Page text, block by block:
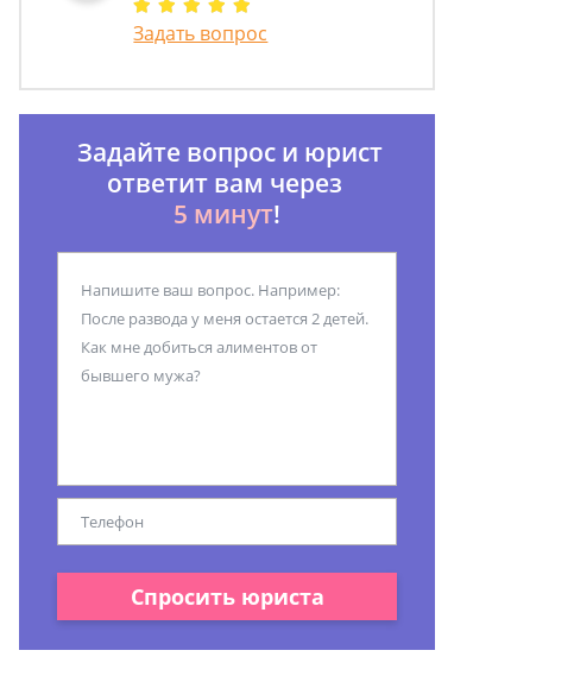
Задать вопрос
Задайте вопрос и юрист
ответит вам через
5 минут!
Спросить юриста